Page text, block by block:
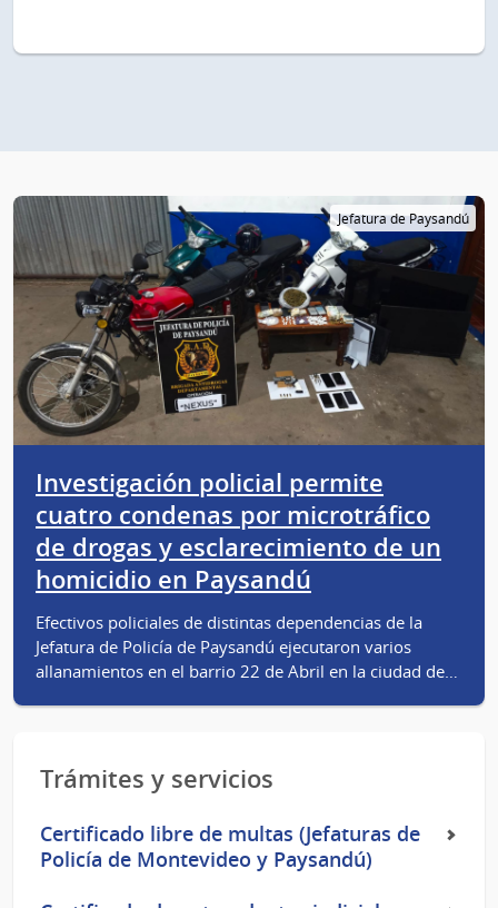
Jefatura de Paysandú
Investigación policial permite
cuatro condenas por microtráfico
de drogas y esclarecimiento de un
homicidio en Paysandú
Efectivos policiales de distintas dependencias de la
Jefatura de Policía de Paysandú ejecutaron varios
allanamientos en el barrio 22 de Abril en la ciudad de…
Trámites y servicios
Certificado libre de multas (Jefaturas de
Policía de Montevideo y Paysandú)